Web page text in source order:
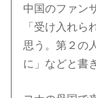
中国のファン
「受け入れら
思う。第２の
に」などと書